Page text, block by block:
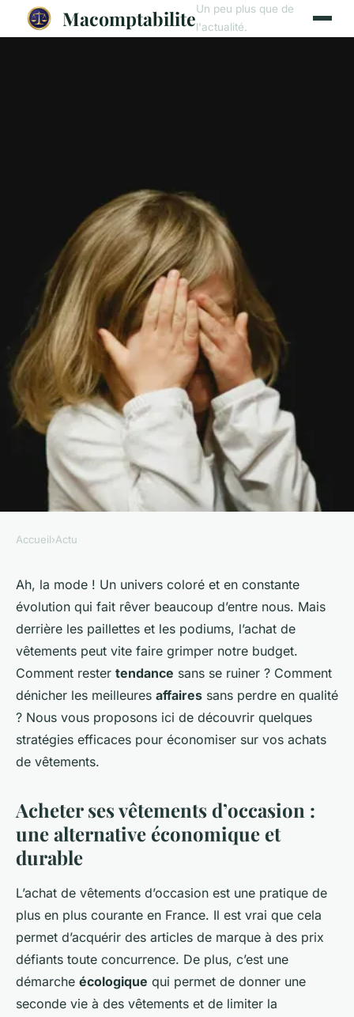
MacomptabiliteUn peu plus que de
l'actualité.
Quelles stratégies pour
économiser sur les achats de
vêtements ?
Laura•19 janvier 2024•5 min de lecture
Accueil›Actu
Ah, la mode ! Un univers coloré et en constante
évolution qui fait rêver beaucoup d’entre nous. Mais
derrière les paillettes et les podiums, l’achat de
vêtements peut vite faire grimper notre budget.
Comment rester tendance sans se ruiner ? Comment
dénicher les meilleures affaires sans perdre en qualité
? Nous vous proposons ici de découvrir quelques
stratégies efficaces pour économiser sur vos achats
de vêtements.
Acheter ses vêtements d’occasion :
une alternative économique et
durable
L’achat de vêtements d’occasion est une pratique de
plus en plus courante en France. Il est vrai que cela
permet d’acquérir des articles de marque à des prix
défiants toute concurrence. De plus, c’est une
démarche écologique qui permet de donner une
seconde vie à des vêtements et de limiter la